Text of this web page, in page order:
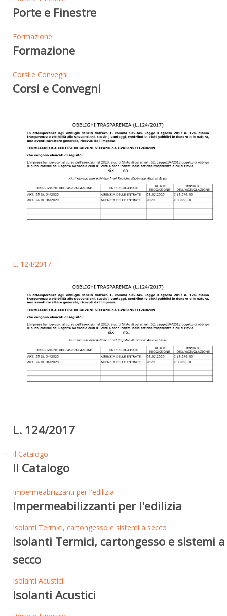
Porte e Finestre
Formazione
Formazione
Corsi e Convegni
Corsi e Convegni
L. 124/2017
L. 124/2017
Il Catalogo
Il Catalogo
Impermeabilizzanti per l'edilizia
Impermeabilizzanti per l'edilizia
Isolanti Termici, cartongesso e sistemi a secco
Isolanti Termici, cartongesso e sistemi a
secco
Isolanti Acustici
Isolanti Acustici